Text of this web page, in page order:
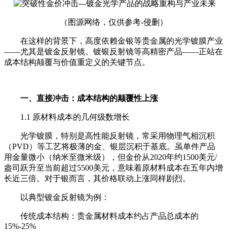
（图源网络，仅供参考-侵删）
在这样的背景下，高度依赖金银等贵金属的光学镀膜产业
——尤其是镀金反射镜、镀银反射镜等高精密产品——正站在
成本结构颠覆与价值重定义的关键节点。
一、直接冲击：成本结构的颠覆性上涨
1.1 原材料成本的几何级数增长
光学镀膜，特别是高性能反射镜，常采用物理气相沉积
（PVD）等工艺将极薄的金、银层沉积于基底。虽单件产品
用金量微小（纳米至微米级），但金价从2020年约1500美元/
盎司跃升至当前超过5500美元，意味着原材料成本在五年内增
长近三倍。对于银而言，其价格联动上涨同样剧烈。
以典型镀金反射镜为例：
传统成本结构：贵金属材料成本约占产品总成本的
15%-25%